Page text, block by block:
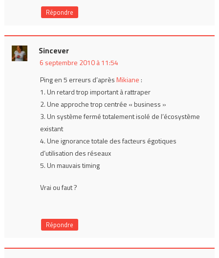
Répondre
Sincever
6 septembre 2010 à 11:54
Ping en 5 erreurs d’aprèsMikiane:
1. Un retard trop important à rattraper
2. Une approche trop centrée « business »
3. Un système fermé totalement isolé de l’écosystème
existant
4. Une ignorance totale des facteurs égotiques
d’utilisation des réseaux
5. Un mauvais timing
Vrai ou faut ?
Répondre